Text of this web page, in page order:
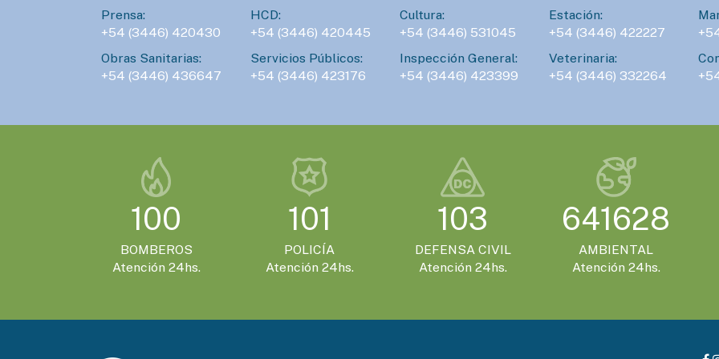
Prensa:
+54 (3446) 420430
HCD:
+54 (3446) 420445
Cultura:
+54 (3446) 531045
Estación:
+54 (3446) 422227
Obras Sanitarias:
+54 (3446) 436647
Servicios Públicos:
+54 (3446) 423176
Inspección General:
+54 (3446) 423399
Veterinaria:
+54 (3446) 332264
100
BOMBEROS
Atención 24hs.
101
POLICÍA
Atención 24hs.
103
DEFENSA CIVIL
Atención 24hs.
641628
AMBIENTAL
Atención 24hs.